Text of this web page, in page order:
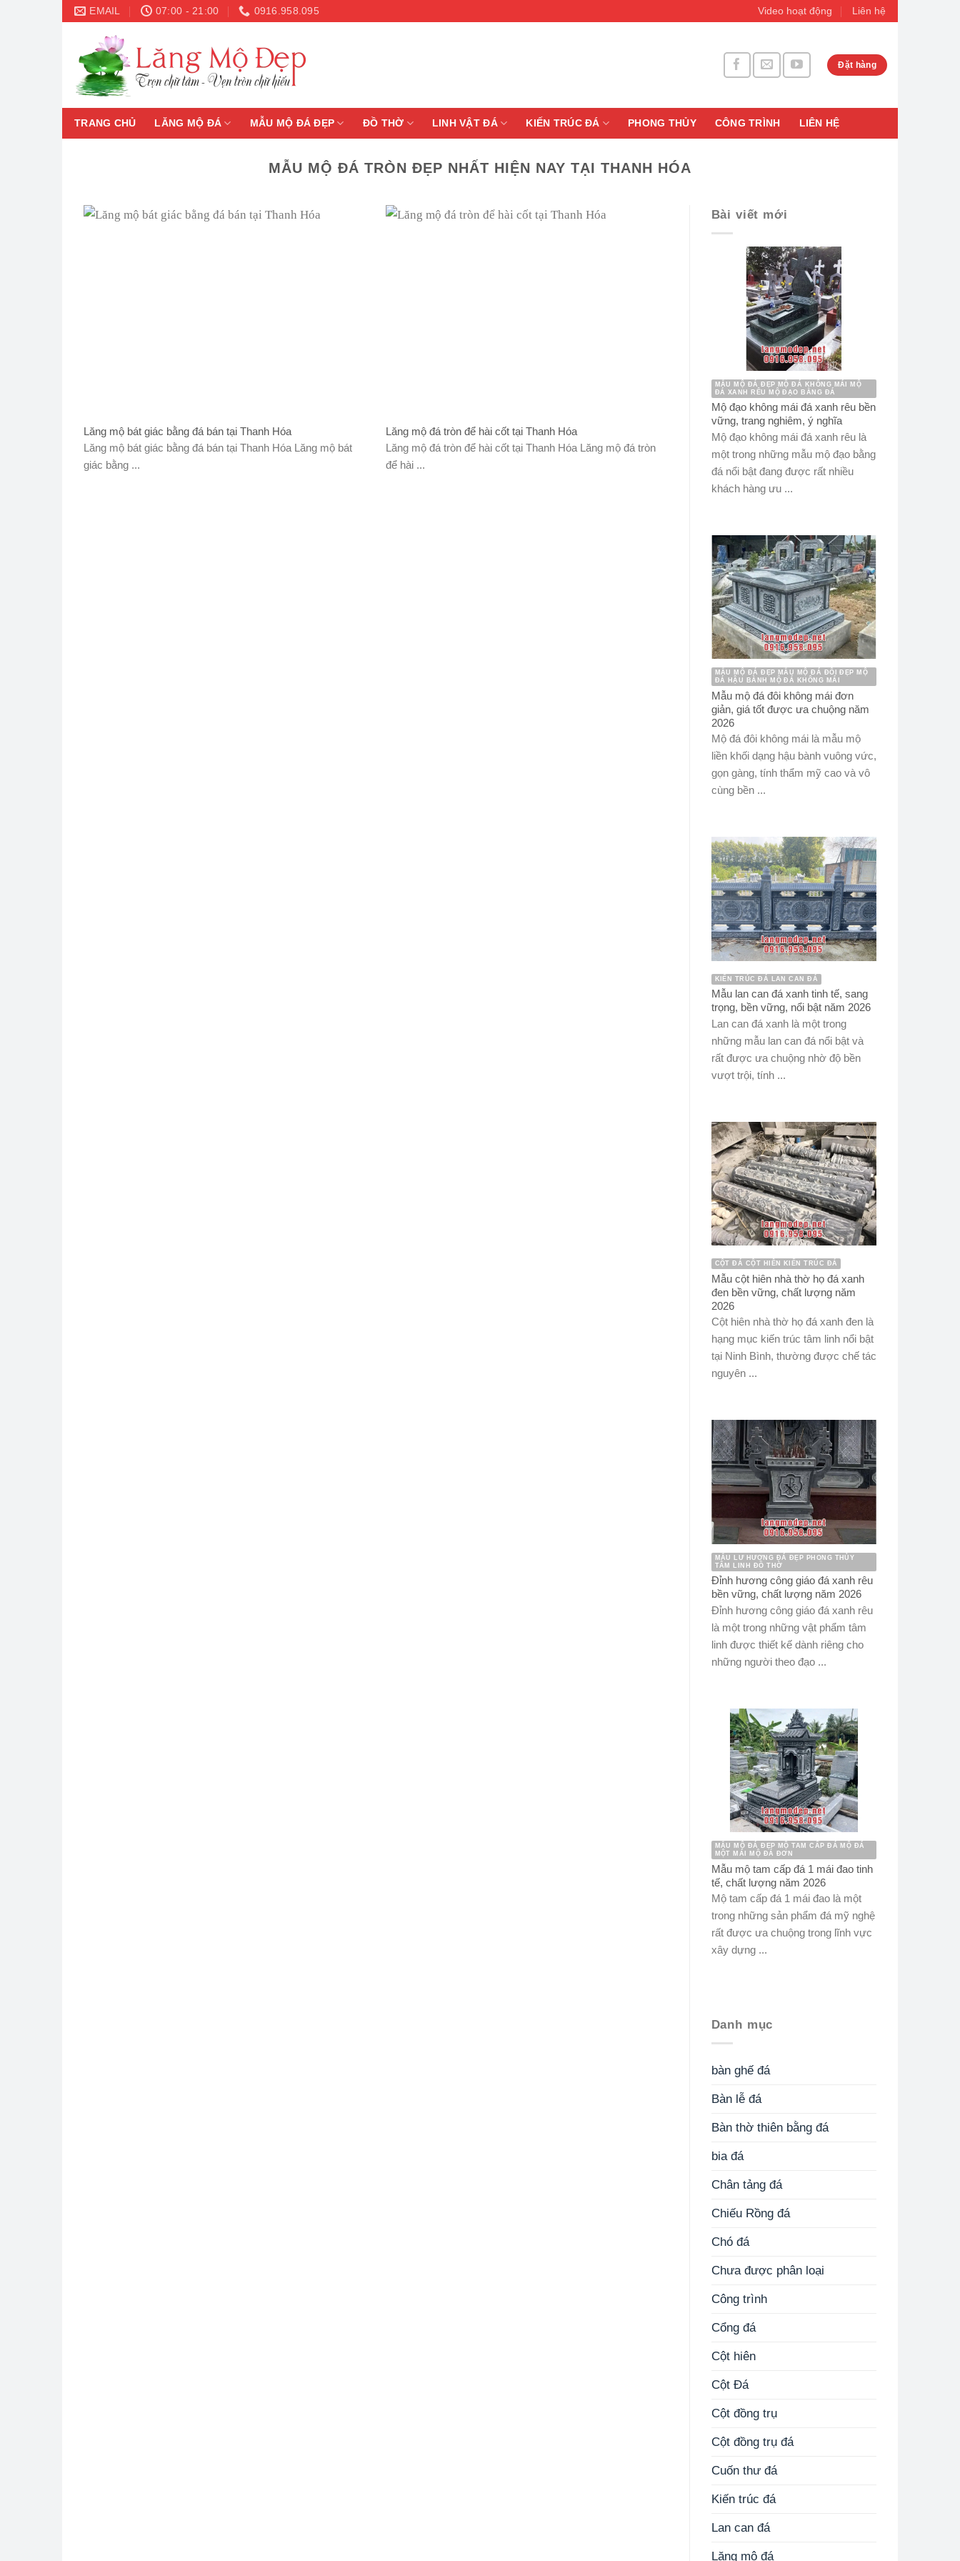
Skip
content
EMAIL 07:00 - 21:00 0916.958.095 Video hoạt động Liên hệ
Đặt hàng
TRANG CHỦ LĂNG MỘ ĐÁ MẪU MỘ ĐÁ ĐẸP ĐỒ THỜ LINH VẬT ĐÁ KIẾN TRÚC ĐÁ PHONG THỦY CÔNG TRÌNH LIÊN HỆ
MẪU MỘ ĐÁ TRÒN ĐẸP NHẤT HIỆN NAY TẠI THANH HÓA
Lăng mộ bát giác bằng đá bán tại Thanh Hóa
Lăng mộ bát giác bằng đá bán tại Thanh Hóa Lăng mộ bát
giác bằng ...
Lăng mộ đá tròn để hài cốt tại Thanh Hóa
Lăng mộ đá tròn để hài cốt tại Thanh Hóa Lăng mộ đá tròn
để hài ...
Bài viết mới
MẪU MỘ ĐÁ ĐẸP MỘ ĐÁ KHÔNG MÁI MỘ
ĐÁ XANH RÊU MỘ ĐẠO BẰNG ĐÁ
Mộ đạo không mái đá xanh rêu bền
vững, trang nghiêm, ý nghĩa
Mộ đạo không mái đá xanh rêu là
một trong những mẫu mộ đạo bằng
đá nổi bật đang được rất nhiều
khách hàng ưu ...
MẪU MỘ ĐÁ ĐẸP MẪU MỘ ĐÁ ĐÔI ĐẸP MỘ
ĐÁ HẬU BÀNH MỘ ĐÁ KHÔNG MÁI
Mẫu mộ đá đôi không mái đơn
giản, giá tốt được ưa chuộng năm
2026
Mộ đá đôi không mái là mẫu mộ
liền khối dạng hậu bành vuông vức,
gọn gàng, tính thẩm mỹ cao và vô
cùng bền ...
KIẾN TRÚC ĐÁ LAN CAN ĐÁ
Mẫu lan can đá xanh tinh tế, sang
trọng, bền vững, nổi bật năm 2026
Lan can đá xanh là một trong
những mẫu lan can đá nổi bật và
rất được ưa chuộng nhờ độ bền
vượt trội, tính ...
CỘT ĐÁ CỘT HIÊN KIẾN TRÚC ĐÁ
Mẫu cột hiên nhà thờ họ đá xanh
đen bền vững, chất lượng năm
2026
Cột hiên nhà thờ họ đá xanh đen là
hạng mục kiến trúc tâm linh nổi bật
tại Ninh Bình, thường được chế tác
nguyên ...
MẪU LƯ HƯƠNG ĐÁ ĐẸP PHONG THỦY
TÂM LINH ĐỒ THỜ
Đỉnh hương công giáo đá xanh rêu
bền vững, chất lượng năm 2026
Đỉnh hương công giáo đá xanh rêu
là một trong những vật phẩm tâm
linh được thiết kế dành riêng cho
những người theo đạo ...
MẪU MỘ ĐÁ ĐẸP MỘ TAM CẤP ĐÁ MỘ ĐÁ
MỘT MÁI MỘ ĐÁ ĐƠN
Mẫu mộ tam cấp đá 1 mái đao tinh
tế, chất lượng năm 2026
Mộ tam cấp đá 1 mái đao là một
trong những sản phẩm đá mỹ nghệ
rất được ưa chuộng trong lĩnh vực
xây dựng ...
Danh mục
bàn ghế đá
Bàn lễ đá
Bàn thờ thiên bằng đá
bia đá
Chân tảng đá
Chiếu Rồng đá
Chó đá
Chưa được phân loại
Công trình
Cổng đá
Cột hiên
Cột Đá
Cột đồng trụ
Cột đồng trụ đá
Cuốn thư đá
Kiến trúc đá
Lan can đá
Lăng mộ đá